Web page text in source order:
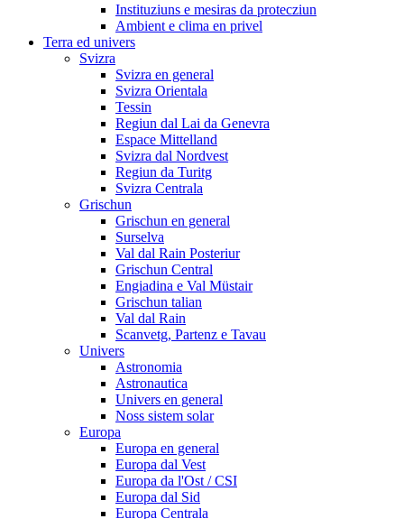
Instituziuns e mesiras da protecziun
Ambient e clima en privel
Terra ed univers
Svizra
Svizra en general
Svizra Orientala
Tessin
Regiun dal Lai da Genevra
Espace Mittelland
Svizra dal Nordvest
Regiun da Turitg
Svizra Centrala
Grischun
Grischun en general
Surselva
Val dal Rain Posteriur
Grischun Central
Engiadina e Val Müstair
Grischun talian
Val dal Rain
Scanvetg, Partenz e Tavau
Univers
Astronomia
Astronautica
Univers en general
Noss sistem solar
Europa
Europa en general
Europa dal Vest
Europa da l'Ost / CSI
Europa dal Sid
Europa Centrala